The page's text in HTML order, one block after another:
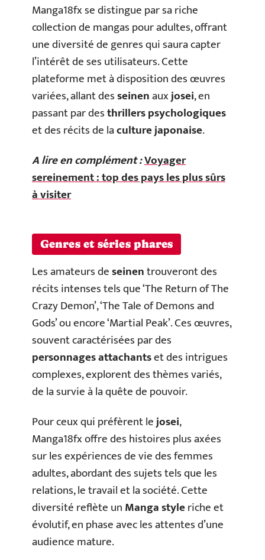
Manga18fx se distingue par sa riche
collection de mangas pour adultes, offrant
une diversité de genres qui saura capter
l’intérêt de ses utilisateurs. Cette
plateforme met à disposition des œuvres
variées, allant desseinenauxjosei, en
passant par desthrillers psychologiques
et des récits de laculture japonaise.
A lire en complément :Voyager
sereinement : top des pays les plus sûrs
à visiter
Genres et séries phares
Les amateurs deseinentrouveront des
récits intenses tels que ‘The Return of The
Crazy Demon’, ‘The Tale of Demons and
Gods’ ou encore ‘Martial Peak’. Ces œuvres,
souvent caractérisées par des
personnages attachantset des intrigues
complexes, explorent des thèmes variés,
de la survie à la quête de pouvoir.
Pour ceux qui préfèrent lejosei,
Manga18fx offre des histoires plus axées
sur les expériences de vie des femmes
adultes, abordant des sujets tels que les
relations, le travail et la société. Cette
diversité reflète unManga styleriche et
évolutif, en phase avec les attentes d’une
audience mature.